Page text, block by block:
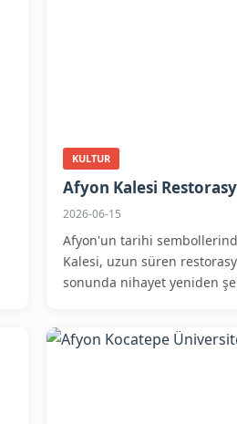
KULTUR
Afyon Kalesi
2026-06-15
Afyon'un tarihi
Kalesi, uzun süren
sonunda nihayet yeniden